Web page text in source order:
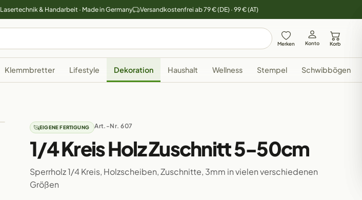
Lasertechnik & Handarbeit · Made in Germany Versandkostenfrei ab 79 € (DE) · 99 € (AT)
Merken Konto Korb
Klemmbretter Lifestyle Dekoration Haushalt Wellness Stempel Schwibbögen
EIGENE FERTIGUNG Art.-Nr. 607
1/4 Kreis Holz Zuschnitt 5-50cm
Sperrholz 1/4 Kreis, Holzscheiben, Zuschnitte, 3mm in vielen verschiedenen
Größen